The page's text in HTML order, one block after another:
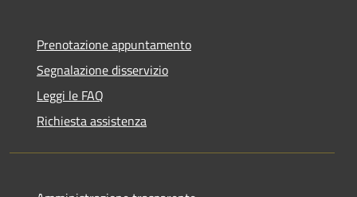
Prenotazione appuntamento
Segnalazione disservizio
Leggi le FAQ
Richiesta assistenza